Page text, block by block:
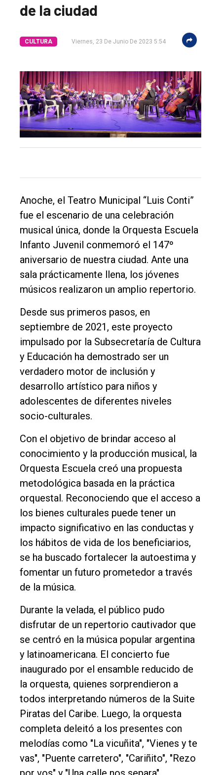
El
único
DIARIO
Tendencia
Int.
General
Política
Cultura
Rural
Deportes
Fúnebres
Edición
Empresa
Nosotros
de la ciudad
CULTURA Viernes, 23 De Junio De 2023 5:54
Anoche, el Teatro Municipal “Luis Conti”
fue el escenario de una celebración
musical única, donde la Orquesta Escuela
Infanto Juvenil conmemoró el 147º
aniversario de nuestra ciudad. Ante una
sala prácticamente llena, los jóvenes
músicos realizaron un amplio repertorio.
Desde sus primeros pasos, en
septiembre de 2021, este proyecto
impulsado por la Subsecretaría de Cultura
y Educación ha demostrado ser un
verdadero motor de inclusión y
desarrollo artístico para niños y
adolescentes de diferentes niveles
socio-culturales.
Con el objetivo de brindar acceso al
conocimiento y la producción musical, la
Orquesta Escuela creó una propuesta
metodológica basada en la práctica
orquestal. Reconociendo que el acceso a
los bienes culturales puede tener un
impacto significativo en las conductas y
los hábitos de vida de los beneficiarios,
se ha buscado fortalecer la autoestima y
fomentar un futuro prometedor a través
de la música.
Durante la velada, el público pudo
disfrutar de un repertorio cautivador que
se centró en la música popular argentina
y latinoamericana. El concierto fue
inaugurado por el ensamble reducido de
la orquesta, quienes sorprendieron a
todos interpretando números de la Suite
Piratas del Caribe. Luego, la orquesta
completa deleitó a los presentes con
melodías como "La vicuñita", "Vienes y te
vas", "Puente carretero", "Cariñito", "Rezo